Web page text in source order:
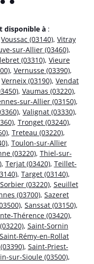
disponible à :
Voussac (03140), Vitray
sur-Allier (03460),
(03310), Vieure
, Vernusse (03390),
Verneix (03190), Vendat
, Vaumas (03220),
sur-Allier (03150),
, Valignat (03330),
, Tronget (03240),
, Treteau (03220),
, Toulon-sur-Allier
(03220), Thiel-sur-
, Terjat (03420), Teillet-
, Target (03140),
Sorbier (03220), Seuillet
(03700), Sazeret
, Sanssat (03150),
Thérence (03420),
, Saint-Sornin
Saint-Rémy-en-Rollat
, Saint-Priest-
sur-Sioule (03500),